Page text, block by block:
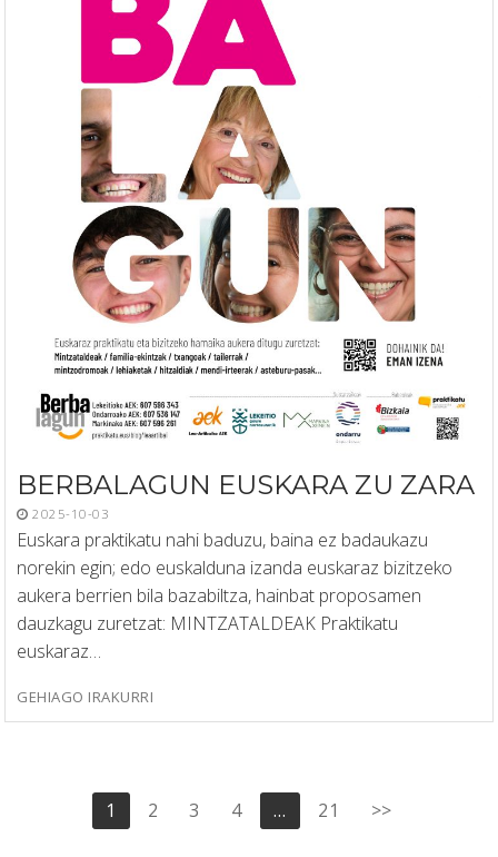
BERBALAGUN EUSKARA ZU ZARA
2025-10-03
Euskara praktikatu nahi baduzu, baina ez badaukazu
norekin egin; edo euskalduna izanda euskaraz bizitzeko
aukera berrien bila bazabiltza, hainbat proposamen
dauzkagu zuretzat: MINTZATALDEAK Praktikatu
euskaraz…
GEHIAGO IRAKURRI
pagination
1 2 3 4 … 21 >>